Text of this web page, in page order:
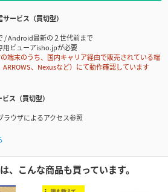
ービス（買切型）
/ Android最新の２世代前まで
ビューアisho.jpが必要
末のうち、国内キャリア経由で販売されている端
ARROWS、Nexusなど）にて動作確認しています
ス（買切型）
ウザによるアクセス参照
、こんな商品も買っています。